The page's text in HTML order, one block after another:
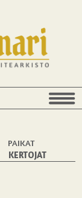
PAIKAT
KERTOJAT